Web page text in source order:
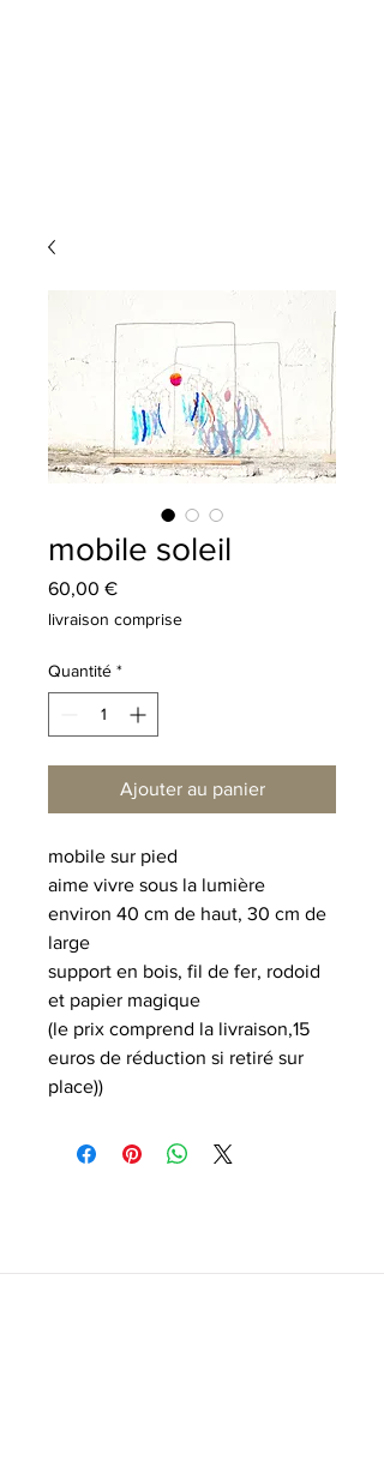
mobile soleil
60,00 €Prix
livraison comprise
Quantité *
Ajouter au panier
mobile sur pied
aime vivre sous la lumière
environ 40 cm de haut, 30 cm de
large
support en bois, fil de fer, rodoid
et papier magique
(le prix comprend la livraison,15
euros de réduction si retiré sur
place))